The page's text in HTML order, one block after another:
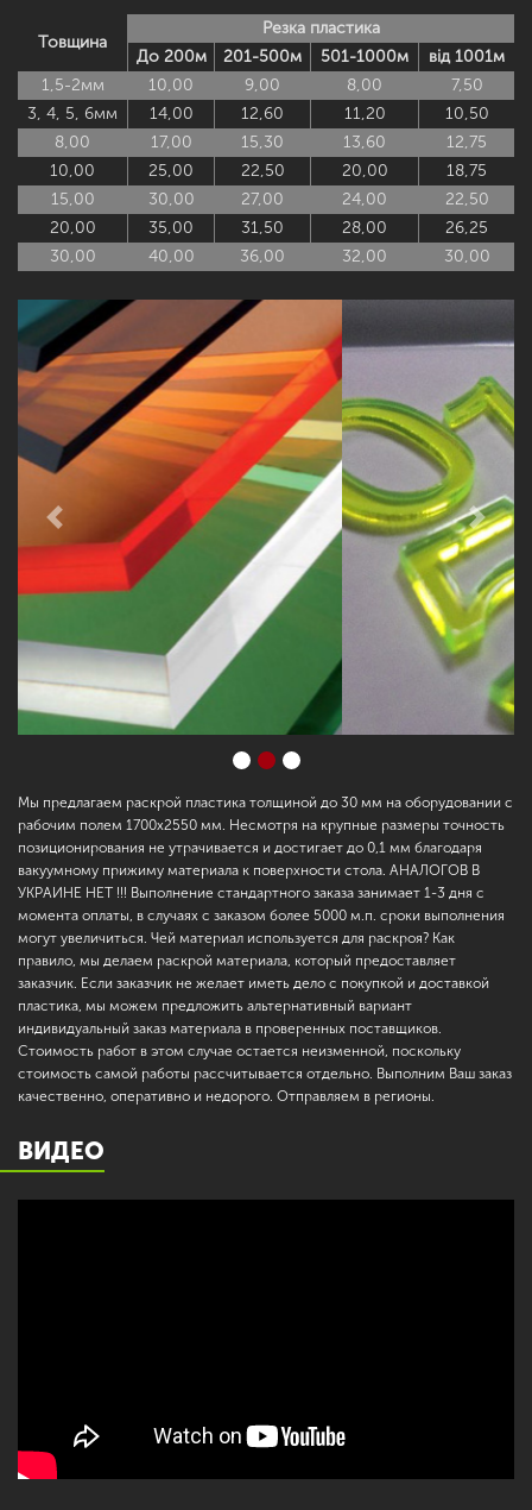
Товщина
Резка пластика
До 200м
201-500м 501-1000м
від 1001м
1,5-2мм
10,00 9,00 8,00
7,50
3, 4, 5, 6мм
14,00 12,60 11,20
10,50
8,00
17,00 15,30 13,60
12,75
10,00
25,00 22,50 20,00
18,75
15,00
30,00 27,00 24,00
22,50
20,00
35,00 31,50 28,00
26,25
30,00
40,00 36,00 32,00 30,00
Previous Next
Мы предлагаем раскрой пластика толщиной до 30 мм на оборудовании с
рабочим полем 1700х2550 мм. Несмотря на крупные размеры точность
позиционирования не утрачивается и достигает до 0,1 мм благодаря
вакуумному прижиму материала к поверхности стола. АНАЛОГОВ В
УКРАИНЕ НЕТ !!! Выполнение стандартного заказа занимает 1-3 дня с
момента оплаты, в случаях с заказом более 5000 м.п. сроки выполнения
могут увеличиться. Чей материал используется для раскроя? Как
правило, мы делаем раскрой материала, который предоставляет
заказчик. Если заказчик не желает иметь дело с покупкой и доставкой
пластика, мы можем предложить альтернативный вариант
индивидуальный заказ материала в проверенных поставщиков.
Стоимость работ в этом случае остается неизменной, поскольку
стоимость самой работы рассчитывается отдельно. Выполним Ваш заказ
качественно, оперативно и недорого. Отправляем в регионы.
ВИДЕО